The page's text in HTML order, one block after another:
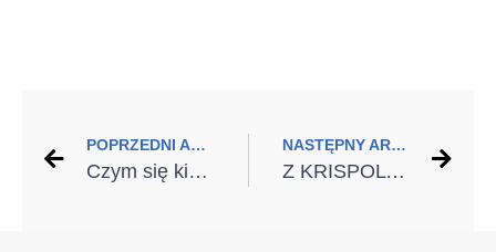
POPRZEDNI ARTYKUŁ
Czym się kierować przy wyborze drzwi antywłamaniowych?
NASTĘPNY ARTYKUŁ
Z KRISPOL znajdziesz swój „Pomysł na Dom”